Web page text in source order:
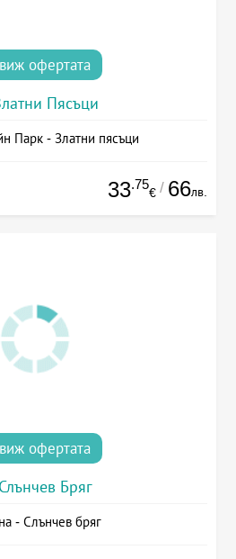
виж офертата
Пясъци
Парк - Златни пясъци
33.75
€ / 66лв.
виж офертата
Слънчев Бряг
- Слънчев бряг